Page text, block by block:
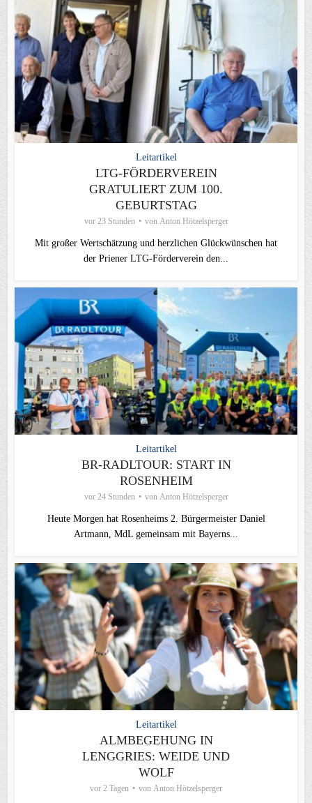
Leitartikel
LTG-FÖRDERVEREIN
GRATULIERT ZUM 100.
GEBURTSTAG
vor 23 Stunden von Anton Hötzelsperger
Mit großer Wertschätzung und herzlichen Glückwünschen hat
der Priener LTG‑Förderverein den...
Leitartikel
BR-RADLTOUR: START IN
ROSENHEIM
vor 24 Stunden von Anton Hötzelsperger
Heute Morgen hat Rosenheims 2. Bürgermeister Daniel
Artmann, MdL gemeinsam mit Bayerns...
Leitartikel
ALMBEGEHUNG IN
LENGGRIES: WEIDE UND
WOLF
vor 2 Tagen von Anton Hötzelsperger